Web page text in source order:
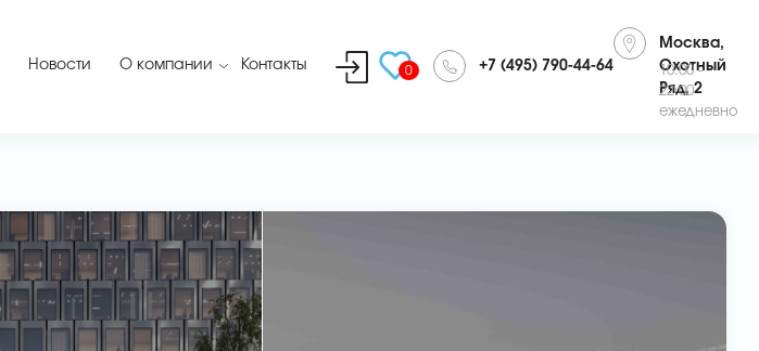
Новости О компании Контакты 0 +7 (495) 790-44-64
Москва,
Охотный
Ряд, 2
10:00 -
22:00
ежедневно